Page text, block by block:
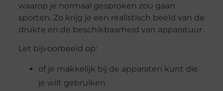
waarop je normaal gesproken zou gaan
sporten. Zo krijg je een realistisch beeld van de
drukte en de beschikbaarheid van apparatuur.
Let bijvoorbeeld op:
of je makkelijk bij de apparaten kunt die
je wilt gebruiken